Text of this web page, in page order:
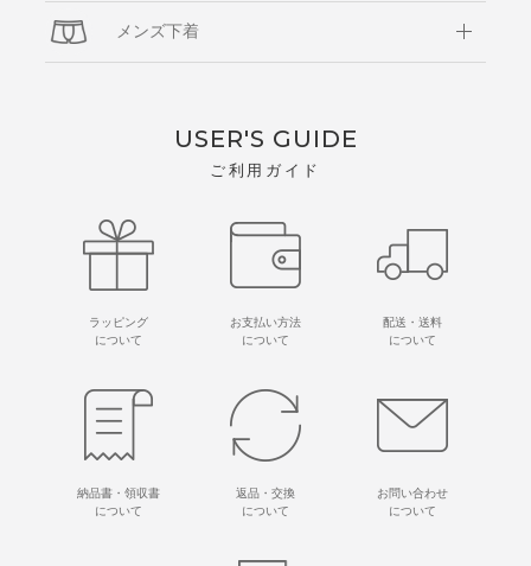
メンズ下着
USER'S GUIDE
ご利用ガイド
ラッピング
について
お支払い方法
について
配送・送料
について
納品書・領収書
について
返品・交換
について
お問い合わせ
について